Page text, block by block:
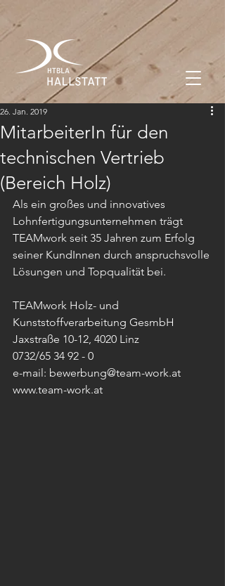
MitarbeiterIn für den
technischen Vertrieb
(Bereich Holz)
26. Jan. 2019
Als ein großes und innovatives
Lohnfertigungsunternehmen trägt
TEAMwork seit 35 Jahren zum Erfolg
seiner KundInnen durch anspruchsvolle
Lösungen und Topqualität bei.
TEAMwork Holz- und
Kunststoffverarbeitung GesmbH
Jaxstraße 10-12, 4020 Linz
0732/65 34 92 - 0
e-mail: bewerbung@team-work.at
www.team-work.at